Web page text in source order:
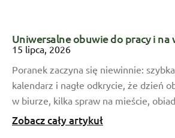
Uniwersalne obuwie do pracy i na
15 lipca, 2026
Poranek zaczyna się niewinnie:
kalendarz i nagłe odkrycie, że dzień
w biurze, kilka spraw na mieście,
Zobacz cały artykuł